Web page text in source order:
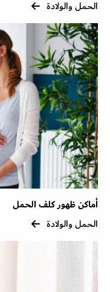
الحمل والولادة
أماكن ظهور كلف الحمل
الحمل والولادة